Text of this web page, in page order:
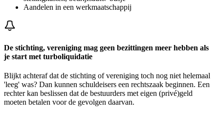
Aandelen in een werkmaatschappij
De stichting, vereniging mag geen bezittingen meer hebben als
je start met turboliquidatie
Blijkt achteraf dat de stichting of vereniging toch nog niet helemaal
'leeg' was? Dan kunnen schuldeisers een rechtszaak beginnen. Een
rechter kan beslissen dat de bestuurders met eigen (privé)geld
moeten betalen voor de gevolgen daarvan.